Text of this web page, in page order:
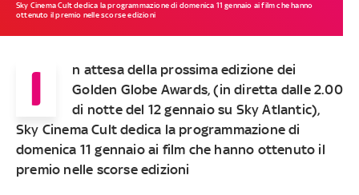
Sky Cinema Cult dedica la programmazione di domenica 11 gennaio ai film che hanno
ottenuto il premio nelle scorse edizioni
I
n attesa della prossima edizione dei
Golden Globe Awards, (in diretta dalle 2.00
di notte del 12 gennaio su Sky Atlantic),
Sky Cinema Cult dedica la programmazione di
domenica 11 gennaio ai film che hanno ottenuto il
premio nelle scorse edizioni